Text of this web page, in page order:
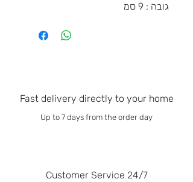
גובה : 9 סמ
Fast delivery directly to your home
Up to 7 days from the order day
Customer Service 24/7